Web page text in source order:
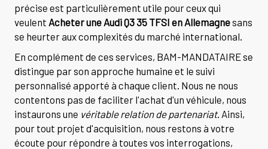
précise est particulièrement utile pour ceux qui
veulent Acheter une Audi Q3 35 TFSI en Allemagnesans
se heurter aux complexités du marché international.
En complément de ces services, BAM-MANDATAIRE se
distingue par son approche humaine et le suivi
personnalisé apporté à chaque client. Nous ne nous
contentons pas de faciliter l'achat d'un véhicule, nous
instaurons une véritable relation de partenariat. Ainsi,
pour tout projet d'acquisition, nous restons à votre
écoute pour répondre à toutes vos interrogations,